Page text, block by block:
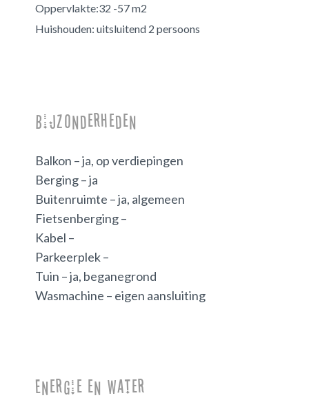
Oppervlakte:32 -57 m2
Huishouden: uitsluitend 2 persoons
Bijzonderheden
Balkon – ja, op verdiepingen
Berging – ja
Buitenruimte – ja, algemeen
Fietsenberging –
Kabel –
Parkeerplek –
Tuin – ja, beganegrond
Wasmachine – eigen aansluiting
Energie en water